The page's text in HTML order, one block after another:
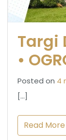
Targi
•
Posted on 4
[…]
Read More